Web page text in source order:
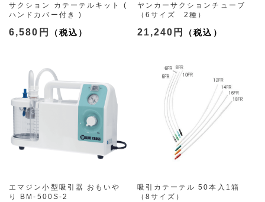
サクション カテーテルキット (
ハンドカバー付き )
6,580円
ヤンカーサクションチューブ
（6サイズ 2種）
21,240円
エマジン小型吸引器 おもいや
り BM-500S-2
吸引カテーテル 50本入1箱
（8サイズ）